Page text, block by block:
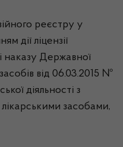
реєстру у
дії ліцензії
наказу Державної
від 06.03.2015 №
діяльності з
лікарськими засобами,